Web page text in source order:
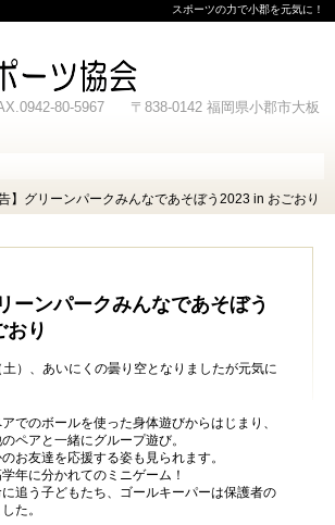
スポーツの力で小郡を元気に！
80-5967 〒838-0142 福岡県小郡市大板
告】グリーンパークみんなであそぼう2023 in おごおり
ーンパークみんなであそぼう
おり
）、あいにくの曇り空となりましたが元気に
でのボールを使った身体遊びからはじまり、
ペアと一緒にグループ遊び。
お友達を応援する姿も見られます。
年に分かれてのミニゲーム！
追う子どもたち、ゴールキーパーは保護者の
た。